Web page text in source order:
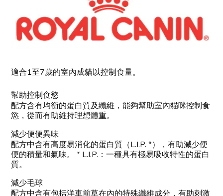
適合1至7歲的室內成貓以控制食量。
幫助控制食慾
配方含有均衡的蛋白質及纖維，能夠幫助室內貓咪控制食
慾，從而有助維持理想體重。
減少便便異味
配方中含有高度易消化的蛋白質（L.I.P. *），有助減少便
便的積量和氣味。 * L.I.P.：一種具有極易吸收特性的蛋白
質。
減少毛球
配方中含有包括洋車前草在內的特殊纖維成分，有助刺激